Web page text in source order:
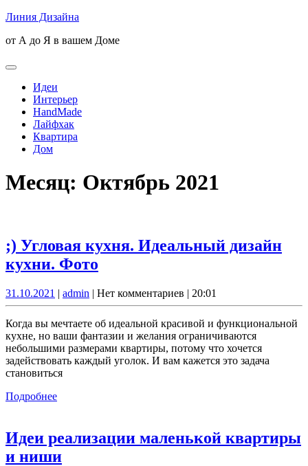
Skip
content
Линия Дизайна
от А до Я в вашем Доме
Open
ButtonИдеи
Интерьер
HandMade
Лайфхак
Квартира
Дом
Button
Месяц: Октябрь 2021
;) Угловая кухня. Идеальный дизайн
кухни. Фото
кухня.
Идеальный
дизайн
кухни.
31.10.2021 31.10.2021
| admin admin
| Нет комментариев | 20:01
Когда вы мечтаете об идеальной красивой и функциональной
кухне, но ваши фантазии и желания ограничиваются
небольшими размерами квартиры, потому что хочется
задействовать каждый уголок. И вам кажется это задача
становиться
ПодробнееПодробнее
Идеи реализации маленькой квартиры
и нишиИдеи